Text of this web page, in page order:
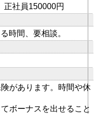
正社員150000円
時間、要相談。
があります。時間や休
ボーナスを出せること